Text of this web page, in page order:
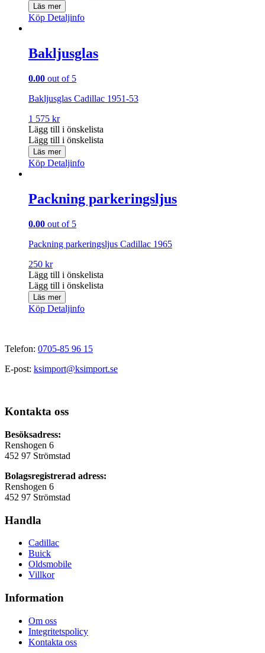
Läs mer
Köp Detaljinfo
Bakljusglas
0.00 out of 5
Bakljusglas Cadillac 1951-53
1 575 kr
Lägg till i önskelista
Lägg till i önskelista
Läs mer
Köp Detaljinfo
Packning parkeringsljus
0.00 out of 5
Packning parkeringsljus Cadillac 1965
250 kr
Lägg till i önskelista
Lägg till i önskelista
Läs mer
Köp Detaljinfo
Telefon: 0705-85 96 15
E-post: ksimport@ksimport.se
Kontakta oss
Besöksadress:
Renshogen 6
452 97 Strömstad
Bolagsregistrerad adress:
Renshogen 6
452 97 Strömstad
Handla
Cadillac
Buick
Oldsmobile
Villkor
Information
Om oss
Integritetspolicy
Kontakta oss